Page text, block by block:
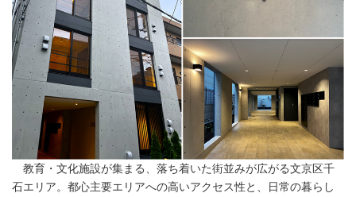
教育・文化施設が集まる、落ち着いた街並みが広がる文京区千
石エリア。都心主要エリアへの高いアクセス性と、日常の暮らし